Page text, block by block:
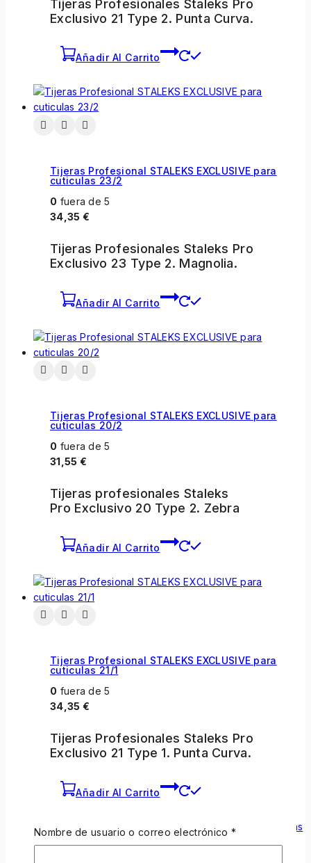
Tijeras Profesionales Staleks Pro
Exclusivo 21 Type 2. Punta Curva.
Añadir Al Carrito
Tijeras Profesional STALEKS EXCLUSIVE para
cuticulas 23/2
0 fuera de 5
34,35 €
Tijeras Profesionales Staleks Pro
Exclusivo 23 Type 2. Magnolia.
Añadir Al Carrito
Tijeras Profesional STALEKS EXCLUSIVE para
cuticulas 20/2
0 fuera de 5
31,55 €
Tijeras profesionales Staleks
Pro Exclusivo 20 Type 2. Zebra
Añadir Al Carrito
Tijeras Profesional STALEKS EXCLUSIVE para
cuticulas 21/1
0 fuera de 5
34,35 €
Tijeras Profesionales Staleks Pro
Exclusivo 21 Type 1. Punta Curva.
Añadir Al Carrito
Nombre de usuario o correo electrónico *